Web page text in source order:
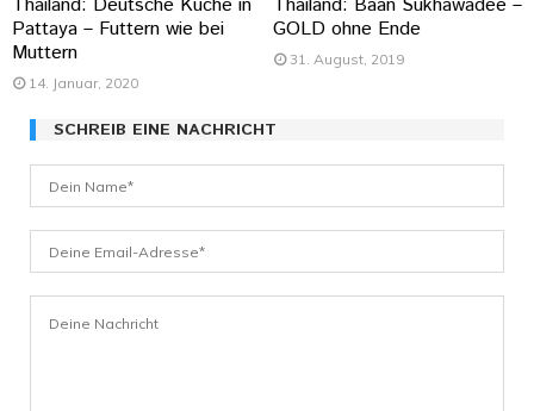
Pattaya – Futtern wie bei
Muttern
14. Januar, 2020
GOLD ohne Ende
31. August, 2019
SCHREIB EINE NACHRICHT